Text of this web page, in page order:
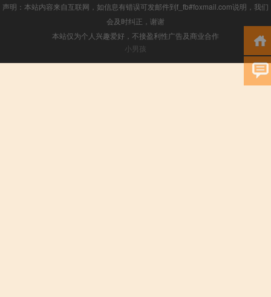
声明：本站内容来自互联网，如信息有错误可发邮件到f_fb#foxmail.com说明，我们
会及时纠正，谢谢
本站仅为个人兴趣爱好，不接盈利性广告及商业合作
小男孩